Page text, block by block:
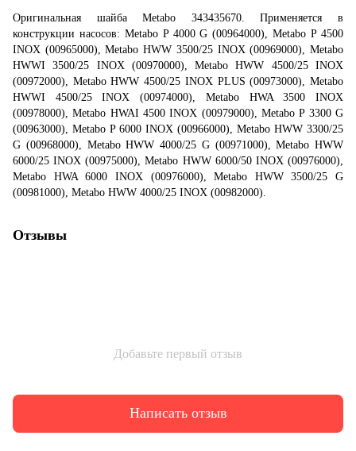
Оригинальная шайба Metabo 343435670. Применяется в
конструкции насосов: Metabo P 4000 G (00964000), Metabo P 4500
INOX (00965000), Metabo HWW 3500/25 INOX (00969000), Metabo
HWWI 3500/25 INOX (00970000), Metabo HWW 4500/25 INOX
(00972000), Metabo HWW 4500/25 INOX PLUS (00973000), Metabo
HWWI 4500/25 INOX (00974000), Metabo HWA 3500 INOX
(00978000), Metabo HWAI 4500 INOX (00979000), Metabo P 3300 G
(00963000), Metabo P 6000 INOX (00966000), Metabo HWW 3300/25
G (00968000), Metabo HWW 4000/25 G (00971000), Metabo HWW
6000/25 INOX (00975000), Metabo HWW 6000/50 INOX (00976000),
Metabo HWA 6000 INOX (00976000), Metabo HWW 3500/25 G
(00981000), Metabo HWW 4000/25 INOX (00982000).
Отзывы
Добавьте первый отзыв
Написать отзыв